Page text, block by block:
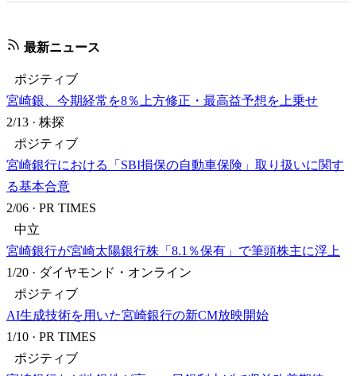
最新ニュース
ポジティブ
宮崎銀、今期経常を8％上方修正・最高益予想を上乗せ
2/13 · 株探
ポジティブ
宮崎銀行における「SBI損保の自動車保険」取り扱いに関す
る基本合意
2/06 · PR TIMES
中立
宮崎銀行が宮崎太陽銀行株「8.1％保有」で筆頭株主に浮上
1/20 · ダイヤモンド・オンライン
ポジティブ
AI生成技術を用いた宮崎銀行の新CM放映開始
1/10 · PR TIMES
ポジティブ